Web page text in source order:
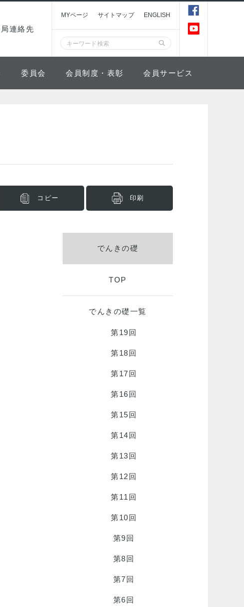
連絡先
MYページ サイトマップ ENGLISH
委員会 会員制度・表彰 会員サービス
コピー 印刷
でんきの礎
TOP
でんきの礎一覧
第19回
第18回
第17回
第16回
第15回
第14回
第13回
第12回
第11回
第10回
第9回
第8回
第7回
第6回